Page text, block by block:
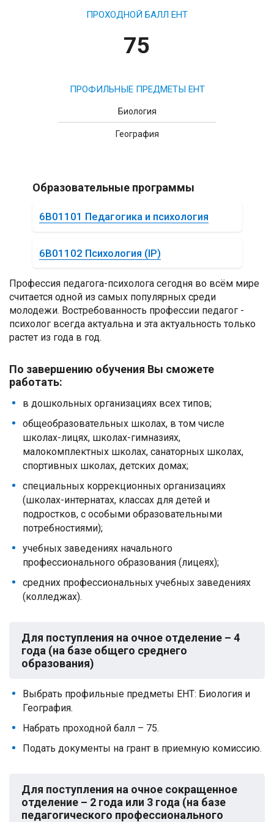
ПРОХОДНОЙ БАЛЛ ЕНТ
75
ПРОФИЛЬНЫЕ ПРЕДМЕТЫ ЕНТ
Биология
География
Образовательные программы
6B01101 Педагогика и психология
6B01102 Психология (IP)
Профессия педагога-психолога сегодня во всём мире
считается одной из самых популярных среди
молодежи. Востребованность профессии педагог -
психолог всегда актуальна и эта актуальность только
растет из года в год.
По завершению обучения Вы сможете
работать:
в дошкольных организациях всех типов;
общеобразовательных школах, в том числе
школах-лицях, школах-гимназиях,
малокомплектных школах, санаторных школах,
спортивных школах, детских домах;
специальных коррекционных организациях
(школах-интернатах, классах для детей и
подростков, с особыми образовательными
потребностиями);
учебных заведениях начального
профессионального образования (лицеях);
средних профессиональных учебных заведениях
(колледжах).
Для поступления на очное отделение – 4
года (на базе общего среднего
образования)
Выбрать профильные предметы ЕНТ: Биология и
География.
Набрать проходной балл – 75.
Подать документы на грант в приемную комиссию.
Для поступления на очное сокращенное
отделение – 2 года или 3 года (на базе
педагогического профессионального